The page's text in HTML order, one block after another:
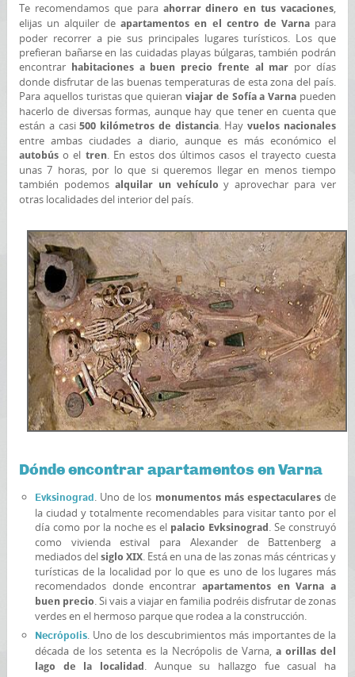
Te recomendamos que para ahorrar dinero en tus vacaciones,
elijas un alquiler deapartamentos en el centro de Varnapara
poder recorrer a pie sus principales lugares turísticos. Los que
prefieran bañarse en las cuidadas playas búlgaras, también podrán
encontrar
habitaciones a buen precio frente al mar por días
donde disfrutar de las buenas temperaturas de esta zona del país.
Para aquellos turistas que quieran viajar de Sofía a Varna pueden
hacerlo de diversas formas, aunque hay que tener en cuenta que
están a casi500 kilómetros de distancia. Hayvuelos nacionales
entre ambas ciudades a diario, aunque es más económico el
autobúso el tren. En estos dos últimos casos el trayecto cuesta
unas 7 horas, por lo que si queremos llegar en menos tiempo
también podemos alquilar un vehículo y aprovechar para ver
otras localidades del interior del país.
Dónde encontrar apartamentos en Varna
Evksinograd. Uno de los monumentos más espectacularesde
la ciudad y totalmente recomendables para visitar tanto por el
día como por la noche es el palacio Evksinograd . Se construyó
como vivienda estival para Alexander de Battenberg a
mediados del siglo XIX. Está en una de las zonas más céntricas y
turísticas de la localidad por lo que es uno de los lugares más
recomendados donde encontrar apartamentos en Varna a
buen precio. Si vais a viajar en familia podréis disfrutar de zonas
verdes en el hermoso parque que rodea a la construcción.
Necrópolis. Uno de los descubrimientos más importantes de la
década de los setenta es la Necrópolis de Varna,a orillas del
lago de la localidad . Aunque su hallazgo fue casual ha